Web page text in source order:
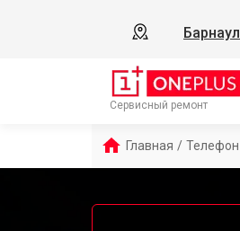
Барнаул
Сервисный ремонт
Главная / Телефон